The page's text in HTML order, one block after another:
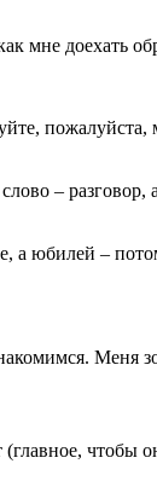
мне доехать
пожалуйста,
– разговор,
а юбилей –
Меня
чтобы